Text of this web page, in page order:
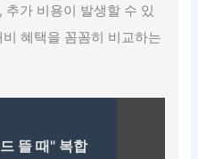
가 비용이 발생할 수 있
혜택을 꼼꼼히 비교하는
뜰 때" 복합